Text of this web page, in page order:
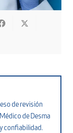
de revisión
de Desma
confiabilidad.